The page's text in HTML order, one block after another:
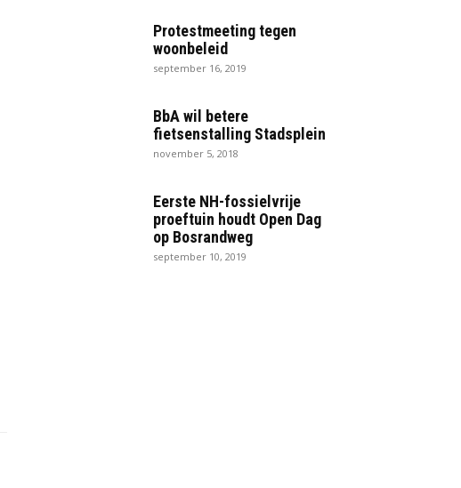
Protestmeeting tegen
woonbeleid
september 16, 2019
BbA wil betere
fietsenstalling Stadsplein
november 5, 2018
Eerste NH-fossielvrije
proeftuin houdt Open Dag
op Bosrandweg
september 10, 2019